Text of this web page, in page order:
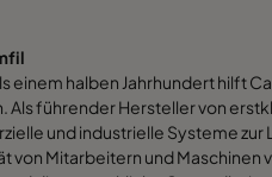
einem halben Jahrhundert hilft
Als führender Hersteller von
und industrielle Systeme
von Mitarbeitern und Maschinen